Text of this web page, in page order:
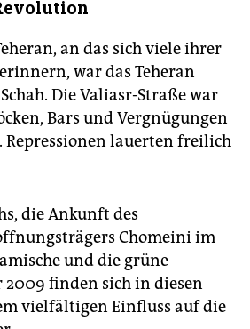
an das sich viele ihrer
war das Teheran
Die Valiasr-Straße war
Bars und Vergnügungen
lauerten freilich
die Ankunft des
Chomeini im
und die grüne
2009 finden sich in diesen
vielfältigen Einfluss auf die